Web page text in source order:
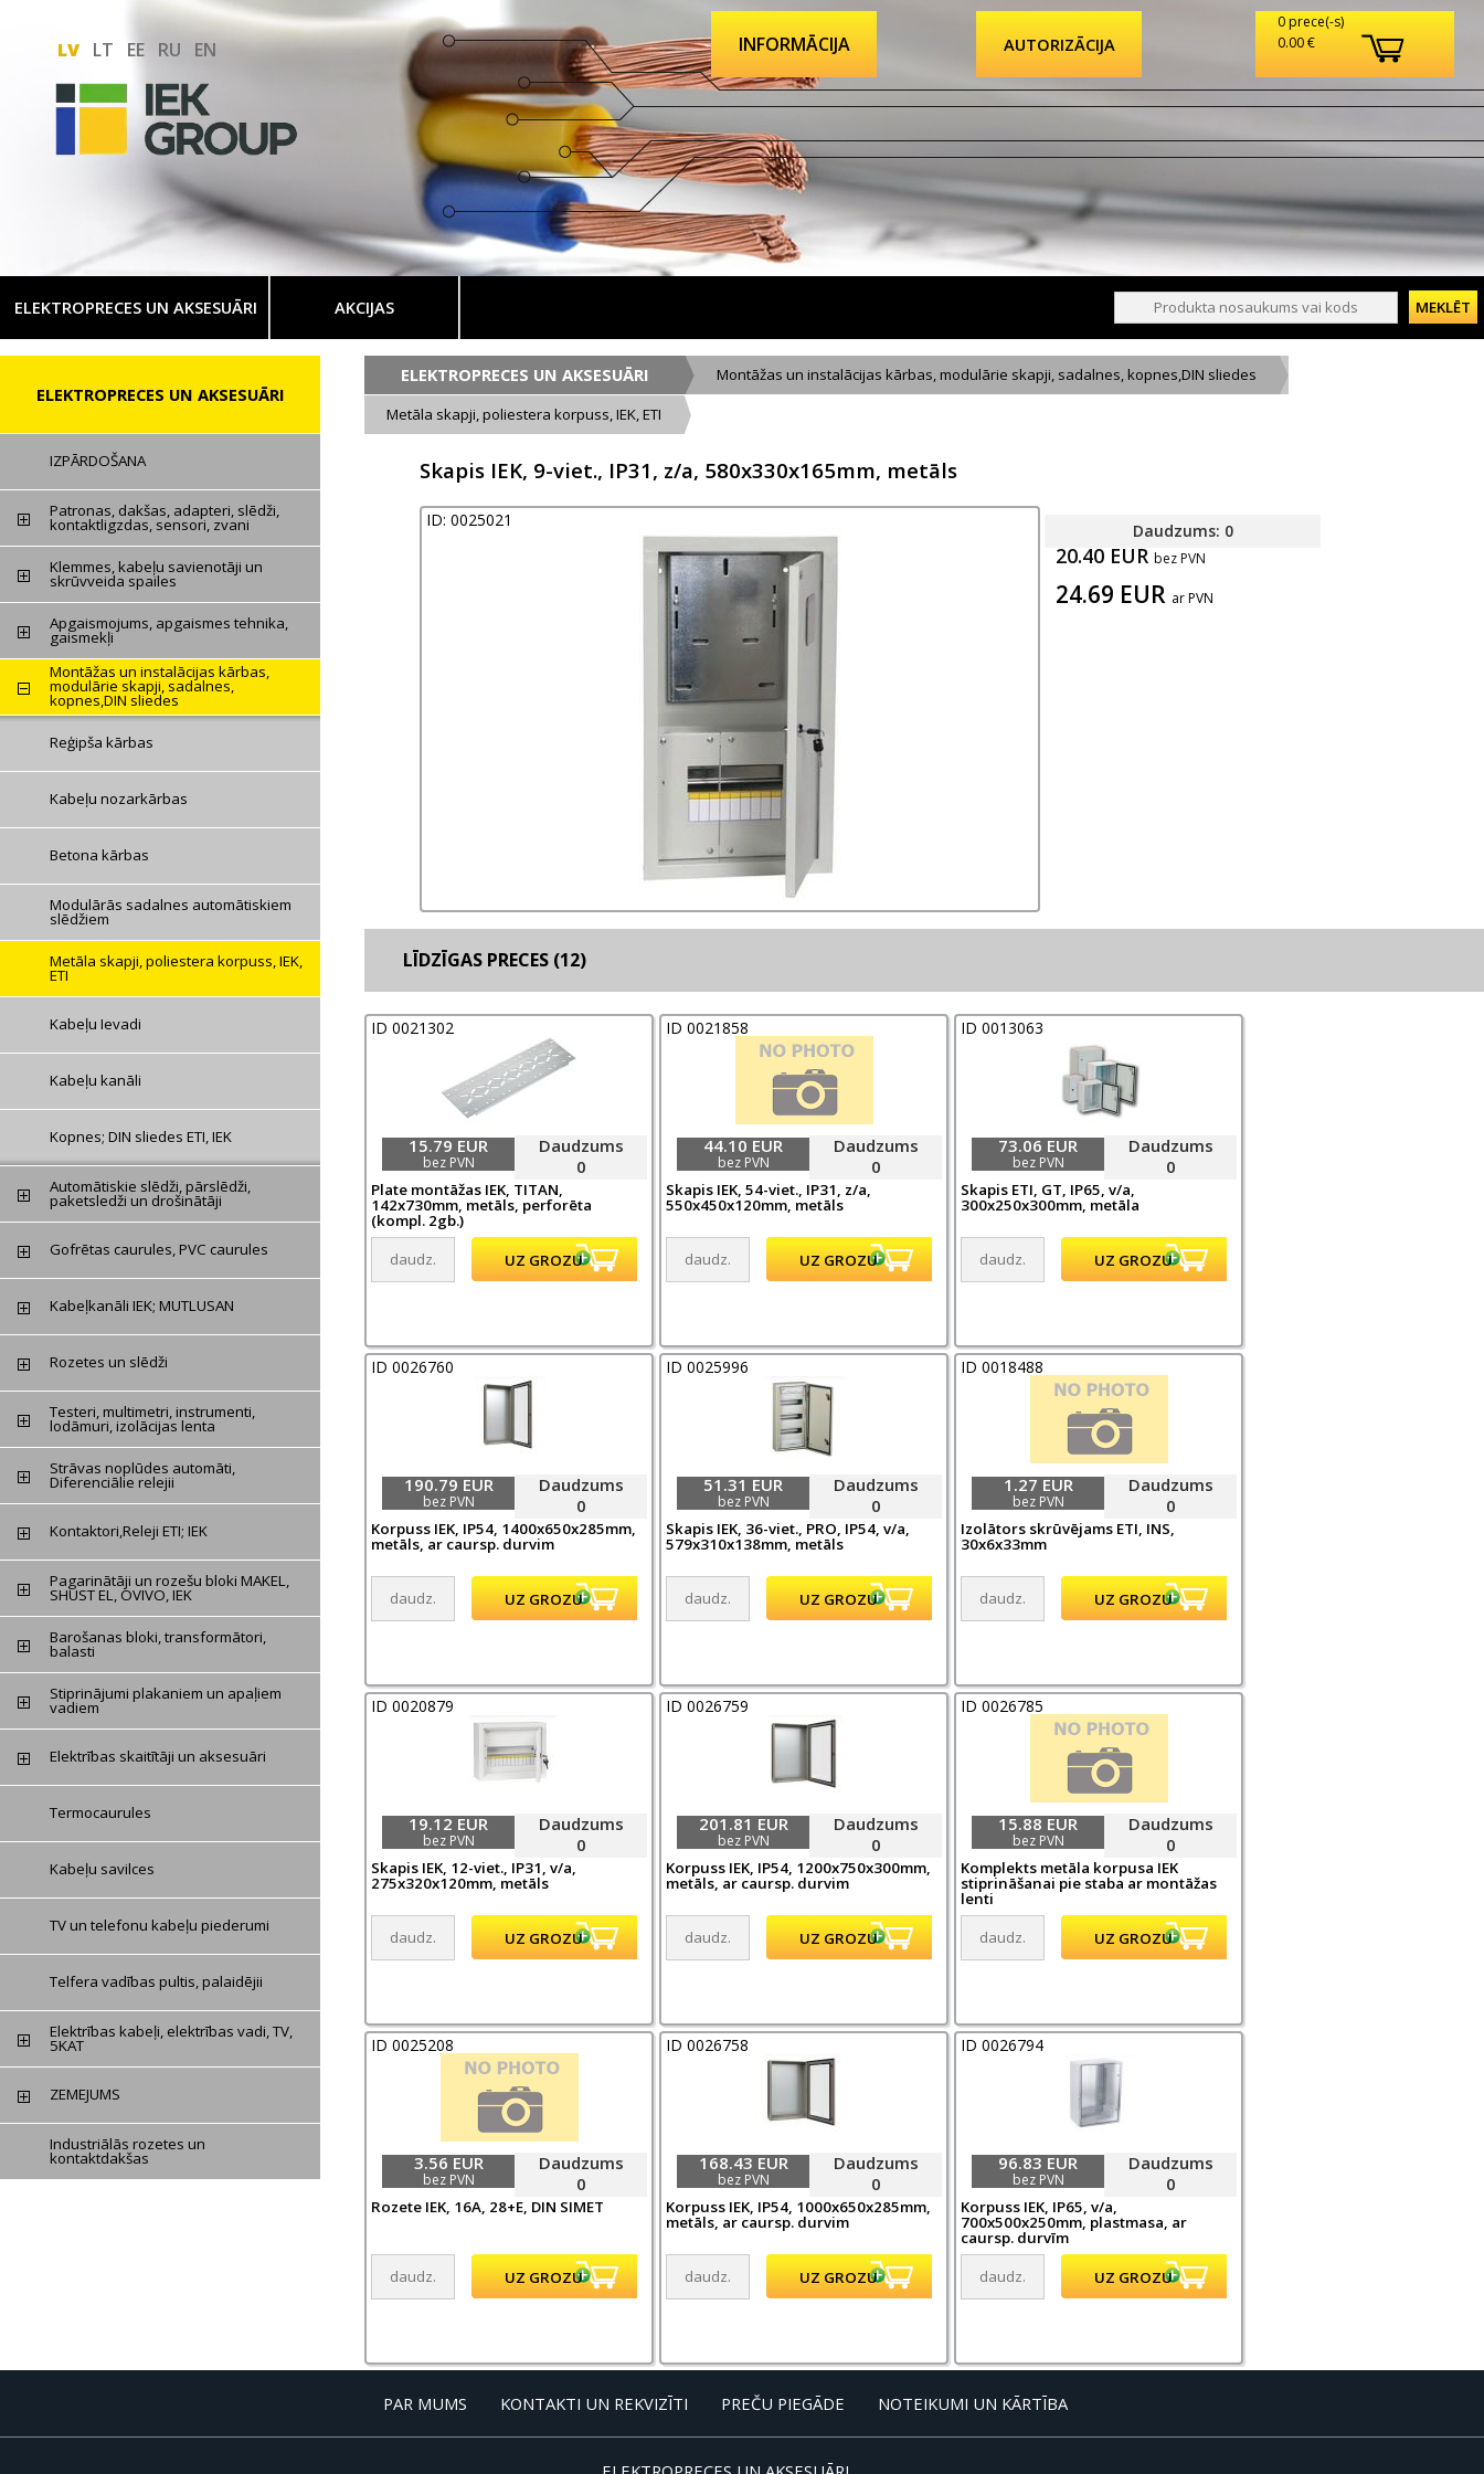
INFORMĀCIJA
0 prece(-s)
0.00 €
AUTORIZĀCIJA
LV LT EE RU EN
ELEKTROPRECES UN AKSESUĀRI AKCIJAS
ELEKTROPRECES UN AKSESUĀRI
IZPĀRDOŠANA
Patronas, dakšas, adapteri, slēdži,
kontaktligzdas, sensori, zvani
Klemmes, kabeļu savienotāji un
skrūvveida spailes
Apgaismojums, apgaismes tehnika,
gaismekļi
Montāžas un instalācijas kārbas,
modulārie skapji, sadalnes,
kopnes,DIN sliedes
Reģipša kārbas
Kabeļu nozarkārbas
Betona kārbas
Modulārās sadalnes automātiskiem
slēdžiem
Metāla skapji, poliestera korpuss, IEK,
ETI
Kabeļu Ievadi
Kabeļu kanāli
Kopnes; DIN sliedes ETI, IEK
Automātiskie slēdži, pārslēdži,
paketsledži un drošinātāji
Gofrētas caurules, PVC caurules
Kabeļkanāli IEK; MUTLUSAN
Rozetes un slēdži
Testeri, multimetri, instrumenti,
lodāmuri, izolācijas lenta
Strāvas noplūdes automāti,
Diferenciālie relejii
Kontaktori,Releji ETI; IEK
Pagarinātāji un rozešu bloki MAKEL,
SHUST EL, OVIVO, IEK
Barošanas bloki, transformātori,
balasti
Stiprinājumi plakaniem un apaļiem
vadiem
Elektrības skaitītāji un aksesuāri
Termocaurules
Kabeļu savilces
TV un telefonu kabeļu piederumi
Telfera vadības pultis, palaidējii
Elektrības kabeļi, elektrības vadi, TV,
5KAT
ZEMEJUMS
Industriālās rozetes un
kontaktdakšas
ELEKTROPRECES UN AKSESUĀRI
Montāžas un instalācijas kārbas, modulārie skapji, sadalnes, kopnes,DIN sliedes
Metāla skapji, poliestera korpuss, IEK, ETI
Skapis IEK, 9-viet., IP31, z/a, 580x330x165mm, metāls
ID: 0025021
Daudzums: 0
20.40 EUR bez PVN
24.69 EUR ar PVN
LĪDZĪGAS PRECES (12)
ID 0021302
Daudzums
0
15.79 EUR
bez PVN
Plate montāžas IEK, TITAN,
142x730mm, metāls, perforēta
(kompl. 2gb.)
ID 0021858
Daudzums
0
44.10 EUR
bez PVN
Skapis IEK, 54-viet., IP31, z/a,
550x450x120mm, metāls
ID 0013063
Daudzums
0
73.06 EUR
bez PVN
Skapis ETI, GT, IP65, v/a,
300x250x300mm, metāla
ID 0026760
Daudzums
0
190.79 EUR
bez PVN
Korpuss IEK, IP54, 1400x650x285mm,
metāls, ar caursp. durvim
ID 0025996
Daudzums
0
51.31 EUR
bez PVN
Skapis IEK, 36-viet., PRO, IP54, v/a,
579x310x138mm, metāls
ID 0018488
Daudzums
0
1.27 EUR
bez PVN
Izolātors skrūvējams ETI, INS,
30x6x33mm
ID 0020879
Daudzums
0
19.12 EUR
bez PVN
Skapis IEK, 12-viet., IP31, v/a,
275x320x120mm, metāls
ID 0026759
Daudzums
0
201.81 EUR
bez PVN
Korpuss IEK, IP54, 1200x750x300mm,
metāls, ar caursp. durvim
ID 0026785
Daudzums
0
15.88 EUR
bez PVN
Komplekts metāla korpusa IEK
stiprināšanai pie staba ar montāžas
lenti
ID 0025208
Daudzums
0
3.56 EUR
bez PVN
Rozete IEK, 16A, 28+E, DIN SIMET
ID 0026758
Daudzums
0
168.43 EUR
bez PVN
Korpuss IEK, IP54, 1000x650x285mm,
metāls, ar caursp. durvim
ID 0026794
Daudzums
0
96.83 EUR
bez PVN
Korpuss IEK, IP65, v/a,
700x500x250mm, plastmasa, ar
caursp. durvīm
PAR MUMS KONTAKTI UN REKVIZĪTI PREČU PIEGĀDE NOTEIKUMI UN KĀRTĪBA